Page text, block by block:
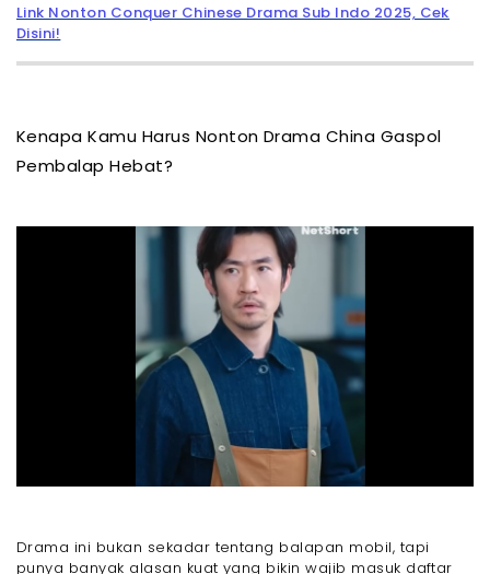
Link Nonton Conquer Chinese Drama Sub Indo 2025, Cek
Disini!
Kenapa Kamu Harus Nonton Drama China Gaspol
Pembalap Hebat?
Drama ini bukan sekadar tentang balapan mobil, tapi
punya banyak alasan kuat yang bikin wajib masuk daftar